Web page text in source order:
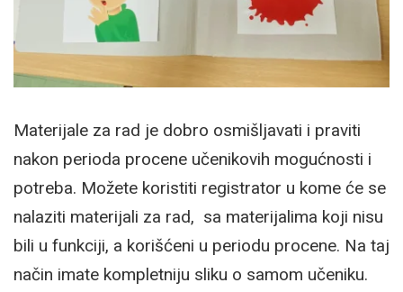
Materijale za rad je dobro osmišljavati i praviti
nakon perioda procene učenikovih mogućnosti i
potreba. Možete koristiti registrator u kome će se
nalaziti materijali za rad, sa materijalima koji nisu
bili u funkciji, a korišćeni u periodu procene. Na taj
način imate kompletniju sliku o samom učeniku.